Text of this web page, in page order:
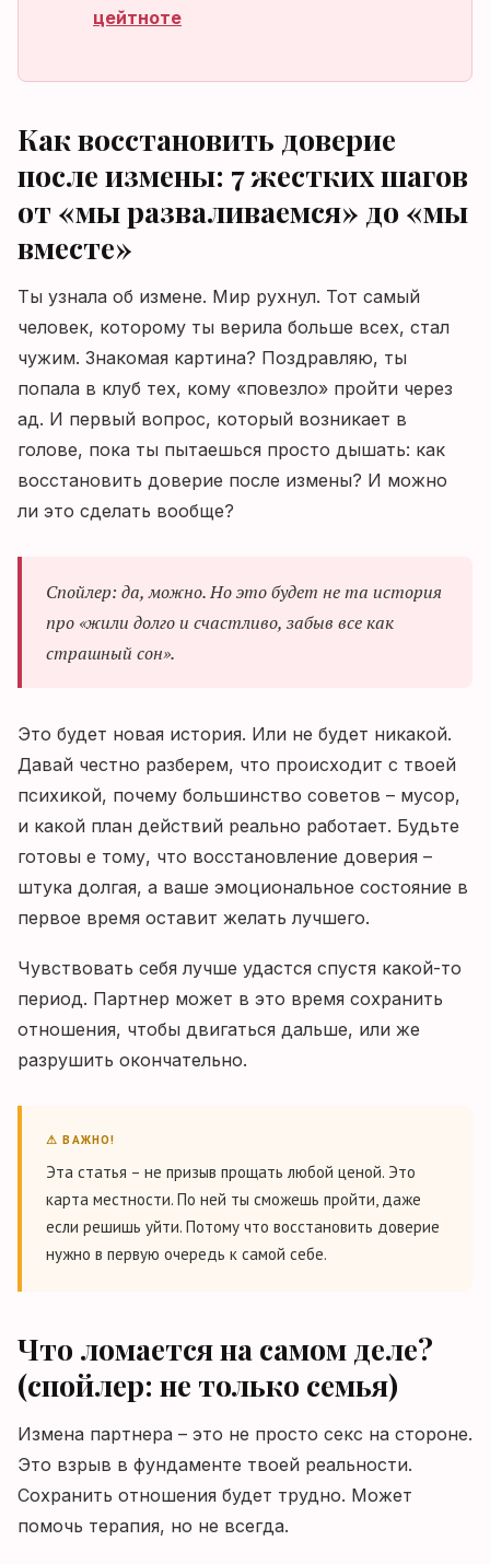
цейтноте
Как восстановить доверие
после измены: 7 жестких шагов
от «мы разваливаемся» до «мы
вместе»
Ты узнала об измене. Мир рухнул. Тот самый
человек, которому ты верила больше всех, стал
чужим. Знакомая картина? Поздравляю, ты
попала в клуб тех, кому «повезло» пройти через
ад. И первый вопрос, который возникает в
голове, пока ты пытаешься просто дышать: как
восстановить доверие после измены? И можно
ли это сделать вообще?
Спойлер: да, можно. Но это будет не та история
про «жили долго и счастливо, забыв все как
страшный сон».
Это будет новая история. Или не будет никакой.
Давай честно разберем, что происходит с твоей
психикой, почему большинство советов – мусор,
и какой план действий реально работает. Будьте
готовы е тому, что восстановление доверия –
штука долгая, а ваше эмоциональное состояние в
первое время оставит желать лучшего.
Чувствовать себя лучше удастся спустя какой-то
период. Партнер может в это время сохранить
отношения, чтобы двигаться дальше, или же
разрушить окончательно.
⚠ ВАЖНО!
Эта статья – не призыв прощать любой ценой. Это
карта местности. По ней ты сможешь пройти, даже
если решишь уйти. Потому что восстановить доверие
нужно в первую очередь к самой себе.
Что ломается на самом деле?
(спойлер: не только семья)
Измена партнера – это не просто секс на стороне.
Это взрыв в фундаменте твоей реальности.
Сохранить отношения будет трудно. Может
помочь терапия, но не всегда.